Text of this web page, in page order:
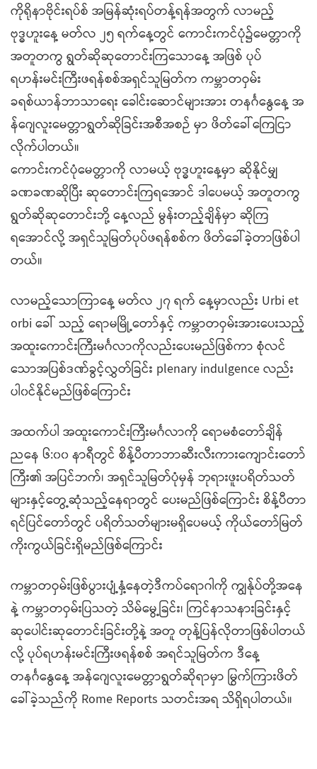
ကိုရိုနာဗိုင်းရပ်စ် အမြန်ဆုံးရပ်တန့်ရန်အတွက် လာမည့်
ဗုဒ္ဓဟူးနေ့ မတ်လ ၂၅ ရက်နေ့တွင် ကောင်းကင်ပုံ၌မေတ္တာကို
အတူတကွ ရွတ်ဆိုဆုတောင်းကြသောနေ့ အဖြစ် ပုပ်
ရဟန်းမင်းကြီးဖရန်စစ်အရှင်သူမြတ်က ကမ္ဘာတဝှမ်း
ခရစ်ယာန်ဘာသာရေး ခေါင်းဆောင်များအား တနင်္ဂနွေနေ့ အ
န်ဂျေလူးမေတ္တာရွတ်ဆိုခြင်းအစီအစဉ် မှာ ဖိတ်ခေါ်ကြေငြာ
လိုက်ပါတယ်။
ကောင်းကင်ပုံမေတ္တာကို လာမယ့် ဗုဒ္ဓဟူးနေ့မှာ ဆိုနိုင်မျှ
ခဏခဏဆိုပြီး ဆုတောင်းကြရအောင် ဒါပေမယ့် အတူတကွ
ရွတ်ဆိုဆုတောင်းဘို့ နေ့လည် မွန်းတည့်ချိန်မှာ ဆိုကြ
ရအောင်လို့ အရှင်သူမြတ်ပုပ်ဖရန်စစ်က ဖိတ်ခေါ်ခဲ့တာဖြစ်ပါ
တယ်။
လာမည့်သောကြာနေ့ မတ်လ ၂၇ ရက် နေ့မှာလည်း Urbi et
orbi ခေါ် သည့် ရောမမြို့တော်နှင့် ကမ္ဘာတဝှမ်းအားပေးသည့်
အထူးကောင်း​ကြီးမင်္ဂလာကိုလည်းပေးမည်ဖြစ်​ကာ စုံလင်
သောအပြစ်ဒဏ်ခွင့်လွှတ်ခြင်း plenary indulgence လည်း
ပါ၀င်နိုင်မည်ဖြစ်ကြောင်း
အထက်ပါ အထူးကောင်းကြီးမင်္ဂလာကို ရောမစံတော်ချိန်
ညနေ ၆:၀၀ နာရီတွင် စိန့်ပီတာဘာဆီးလီးကားကျောင်းတော်
ကြီး၏ အပြင်ဘက်၊ အရှင်သူမြတ်ပုံမှန် ဘုရားဖူးပရိတ်သတ်
များနှင့်တွေ့ဆုံသည့်နေရာတွင် ပေးမည်ဖြစ်ကြောင်း စိန့်ပီတာ
ရင်ပြင်တော်တွင် ပရိတ်သတ်များမရှိပေမယ့် ကိုယ်တော်မြတ်
ကိုးကွယ်ခြင်းရှိမည်ဖြစ်ကြောင်း
ကမ္ဘာတဝှမ်းဖြစ်ပွားပျံ့နှံ့နေတဲ့ဒီကပ်ရောဂါကို ကျွန်ုပ်တို့အနေ
နဲ့ ကမ္ဘာတဝှမ်းပြသတဲ့ သိမ်မွေ့ခြင်း၊ ကြင်နာသနားခြင်းနှင့်
ဆုပေါင်းဆုတောင်းခြင်းတို့နဲ့ အတူ တုန့်ပြန်လိုတာဖြစ်ပါတယ်
လို့ ပုပ်ရဟန်းမင်းကြီးဖရန်စစ် အရင်သူမြတ်က ဒီနေ့
တနင်္ဂနွေနေ့ အန်ဂျေလူးမေတ္တာရွတ်ဆိုရာမှာ မြွက်ကြားဖိတ်
ခေါ်ခဲ့သည်ကို Rome Reports သတင်းအရ သိရှိရပါတယ်။